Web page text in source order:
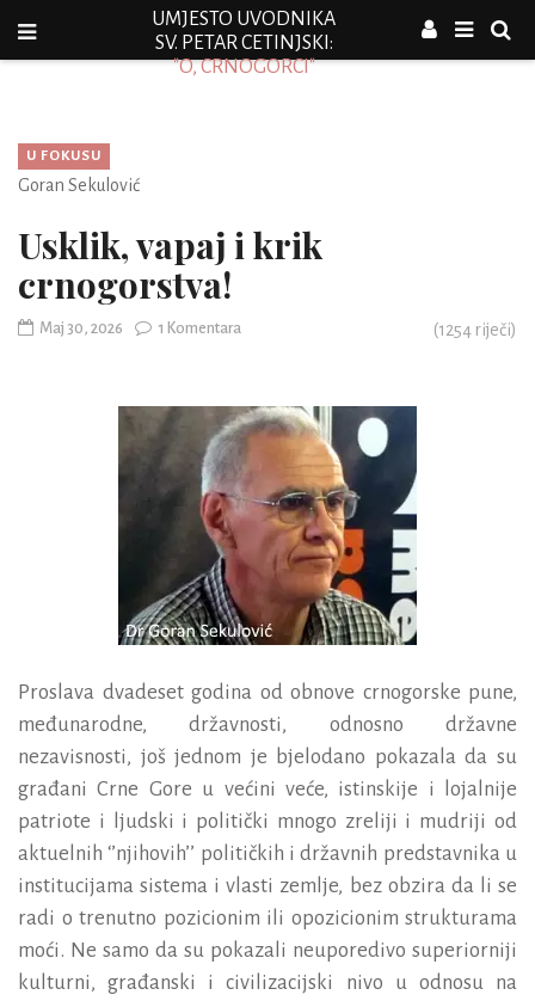
UMJESTO UVODNIKA
SV. PETAR CETINJSKI:
"O, CRNOGORCI"
U FOKUSU
Goran Sekulović
Usklik, vapaj i krik
crnogorstva!
Maj 30, 2026 1 Komentara (1254 riječi)
Proslava dvadeset godina od obnove crnogorske pune,
međunarodne, državnosti, odnosno državne
nezavisnosti, još jednom je bjelodano pokazala da su
građani Crne Gore u većini veće, istinskije i lojalnije
patriote i ljudski i politički mnogo zreliji i mudriji od
aktuelnih ‘’njihovih’’ političkih i državnih predstavnika u
institucijama sistema i vlasti zemlje, bez obzira da li se
radi o trenutno pozicionim ili opozicionim strukturama
moći. Ne samo da su pokazali neuporedivo superiorniji
kulturni, građanski i civilizacijski nivo u odnosu na